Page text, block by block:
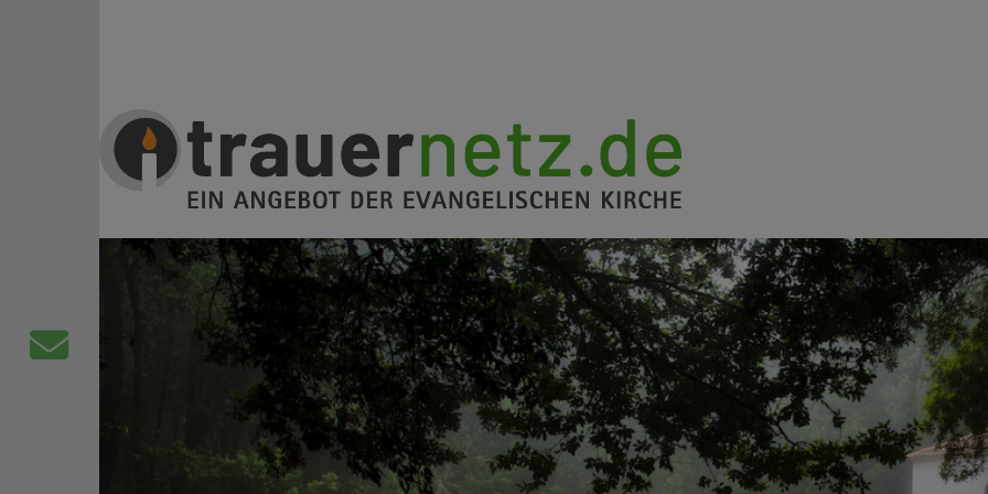
Trauernetz
Ein Angebot der evangelischen Kirche
Kontaktformular